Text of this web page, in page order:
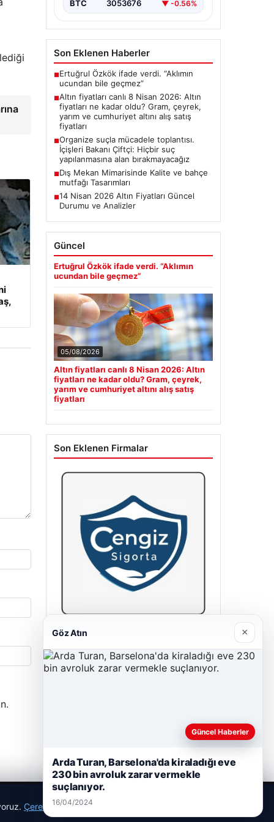
BTC 3053676 ▼ -0.56%
Son Eklenen Haberler
■Ertuğrul Özkök ifade verdi. “Aklımın
ucundan bile geçmez”
■Altın fiyatları canlı 8 Nisan 2026: Altın
fiyatları ne kadar oldu? Gram, çeyrek,
yarım ve cumhuriyet altını alış satış
fiyatları
■Organize suçla mücadele toplantısı.
İçişleri Bakanı Çiftçi: Hiçbir suç
yapılanmasına alan bırakmayacağız
■Dış Mekan Mimarisinde Kalite ve bahçe
mutfağı Tasarımları
■14 Nisan 2026 Altın Fiyatları Güncel
Durumu ve Analizler
Güncel
Ertuğrul Özkök ifade verdi. “Aklımın
ucundan bile geçmez”
05/08/2026
Altın fiyatları canlı 8 Nisan 2026: Altın
fiyatları ne kadar oldu? Gram, çeyrek,
yarım ve cumhuriyet altını alış satış
fiyatları
Son Eklenen Firmalar
Cengiz Sigorta
23/06/2026
Çerez Politikamız
Göz Atın ×
Güncel Haberler
Arda Turan, Barselona'da kiraladığı eve
230 bin avroluk zarar vermekle
suçlanıyor.
16/04/2024